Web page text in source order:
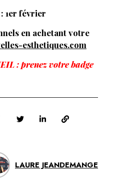
1er février
en achetant votre
esthetiques.com
: prenez votre badge
LAURE JEANDEMANGE